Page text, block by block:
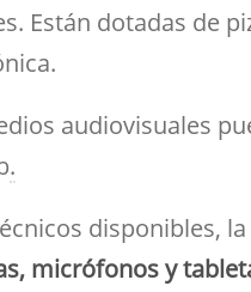
Están dotadas de
audiovisuales
.
disponibles,
micrófonos y